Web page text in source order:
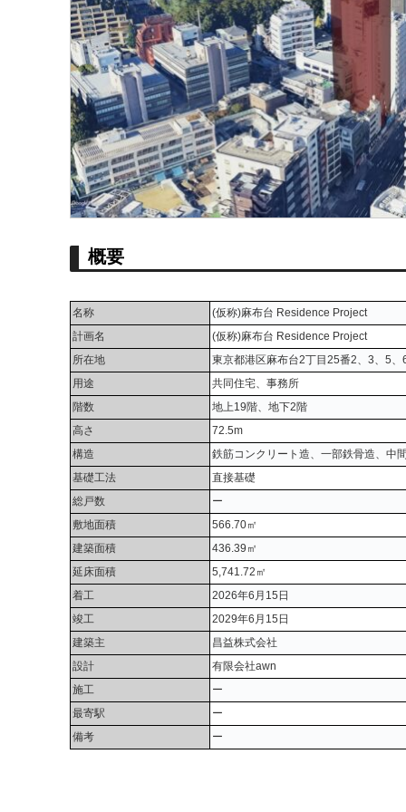
概要
名称
(仮称)麻布台 Residence Project
計画名
(仮称)麻布台 Residence Project
所在地
東京都港区麻布台2丁目25番2、3、5、
用途
共同住宅、事務所
階数
地上19階、地下2階
高さ
72.5m
構造
鉄筋コンクリート造、一部鉄骨造、中
基礎工法
直接基礎
総戸数
ー
敷地面積
566.70㎡
建築面積
436.39㎡
延床面積
5,741.72㎡
着工
2026年6月15日
竣工
2029年6月15日
建築主
昌益株式会社
設計
有限会社awn
施工
ー
最寄駅
ー
備考
ー